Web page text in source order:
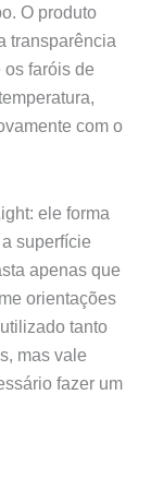
O produto
transparência
faróis de
com o
ele forma
superfície
apenas que
orientações
tanto
mas vale
fazer um